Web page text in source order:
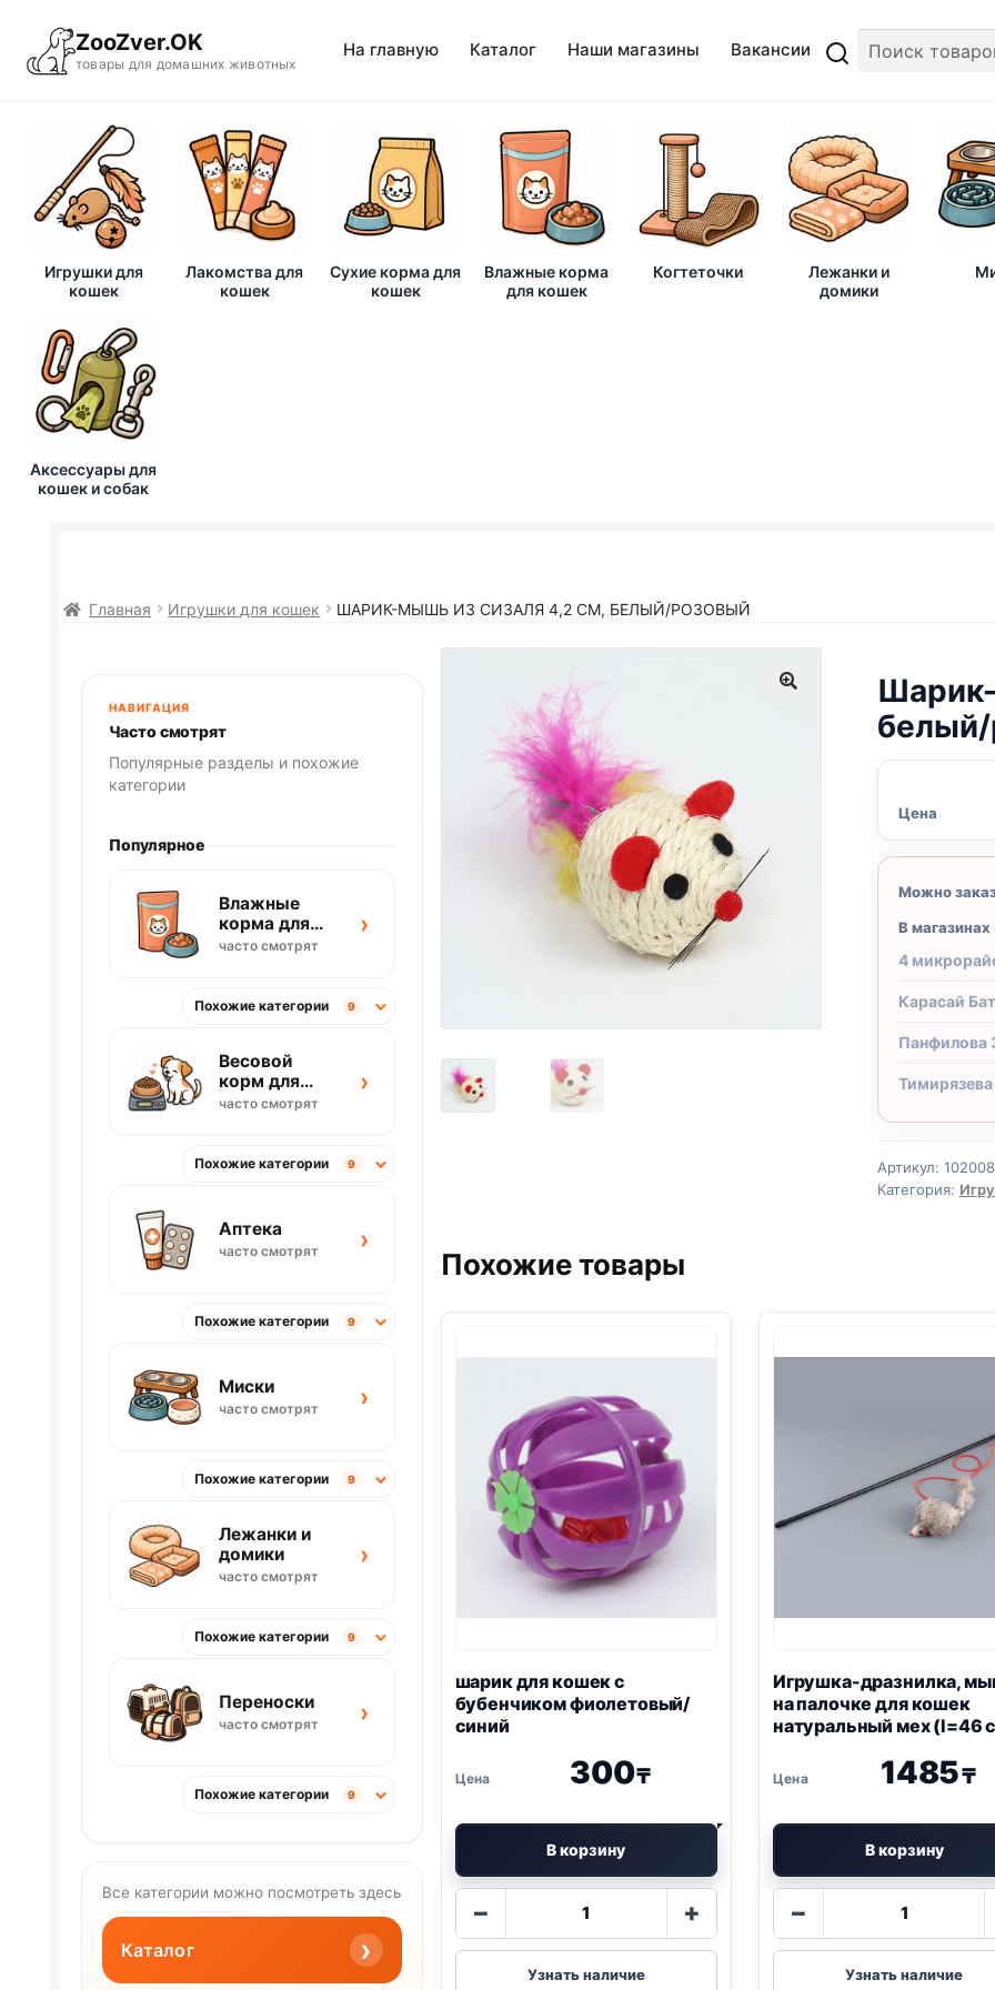
ZooZver.OK
товары для домашних животных
На главную Каталог Наши магазины Вакансии
Игрушки для
кошек
Лакомства для
кошек
Сухие корма для
кошек
Влажные корма
для кошек
Когтеточки
Лежанки и
домики
Аксессуары для
кошек и собак
Главная Игрушки для кошек ШАРИК-МЫШЬ ИЗ СИЗАЛЯ 4,2 СМ, БЕЛЫЙ/РОЗОВЫЙ
Цена
Можно
В магазинах
4
Карасай
Панфилова
Артикул:
Категория:
Похожие товары
шарик для кошек с
бубенчиком фиолетовый/
синий
300₸
В корзину
−
товара
шарик
для
+
Узнать наличие
Игрушка-дразнилка,
на палочке для кошек
натуральный мех (l=46
1485₸
В корзину
−
товара
Игрушка-
дразнилка,
Узнать наличие
НАВИГАЦИЯ
Часто смотрят
Популярные разделы и похожие
категории
Популярное
Влажные
корма для
кошек
часто смотрят
›
Похожие категории 9
Весовой
корм для
собак
часто смотрят
›
Похожие категории 9
Аптека
часто смотрят ›
Похожие категории 9
Миски
часто смотрят ›
Похожие категории 9
Лежанки и
домики
часто смотрят
›
Похожие категории 9
Переноски
часто смотрят ›
Похожие категории 9
Все категории можно посмотреть здесь
Каталог ›